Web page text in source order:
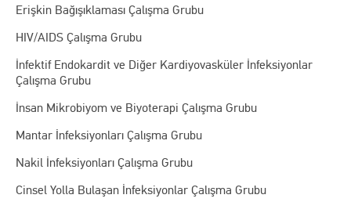
Erişkin Bağışıklaması Çalışma Grubu
HIV/AIDS Çalışma Grubu
İnfektif Endokardit ve Diğer Kardiyovasküler İnfeksiyonlar
Çalışma Grubu
İnsan Mikrobiyom ve Biyoterapi Çalışma Grubu
Mantar İnfeksiyonları Çalışma Grubu
Nakil İnfeksiyonları Çalışma Grubu
Cinsel Yolla Bulaşan İnfeksiyonlar Çalışma Grubu